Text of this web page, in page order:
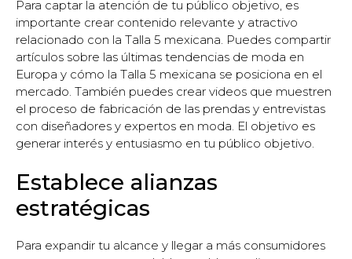
Para captar la atención de tu público objetivo, es
importante crear contenido relevante y atractivo
relacionado con la Talla 5 mexicana. Puedes compartir
artículos sobre las últimas tendencias de moda en
Europa y cómo la Talla 5 mexicana se posiciona en el
mercado. También puedes crear videos que muestren
el proceso de fabricación de las prendas y entrevistas
con diseñadores y expertos en moda. El objetivo es
generar interés y entusiasmo en tu público objetivo.
Establece alianzas
estratégicas
Para expandir tu alcance y llegar a más consumidores